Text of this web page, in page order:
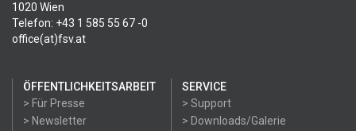
1020 Wien
Telefon: +43 1 585 55 67 -0
office(at)fsv.at
ÖFFENTLICHKEITSARBEIT
> Für Presse
> Newsletter
SERVICE
> Support
> Downloads/Galerie